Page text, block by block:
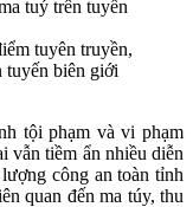
tuyên truyền,
tuyến biên giới
tội phạm và vi phạm
vẫn tiềm ẩn nhiều diễn
công an toàn tỉnh
quan đến ma túy, thu